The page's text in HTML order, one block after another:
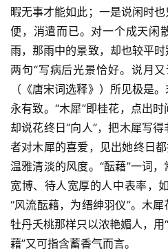
暇无事才能如此；一是说闲时
便，消遣而已。对一个成天闲
雨，那雨中的景致，却也较平
两句“写病后光景恰好。说月
（《唐宋词选释》）所见极是
永有致。“木犀”即桂花，点出时
却说花终日“向人”，把木犀写
者对木犀的喜爱，见出她终日
温雅清淡的风度。“酝藉”一词
宽博、待人宽厚的人中表率，
“风流酝藉，为缙绅羽仪”。木
牡丹夭桃那样只以浓艳媚人，用
藉”又可指含蓄香气而言。